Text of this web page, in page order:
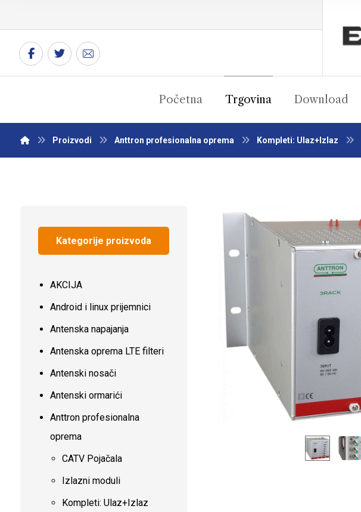
Početna Trgovina Download
Proizvodi Anttron profesionalna oprema Kompleti: Ulaz+Izlaz
Kategorije proizvoda
AKCIJA
Android i linux prijemnici
Antenska napajanja
Antenska oprema LTE filteri
Antenski nosači
Antenski ormarići
Anttron profesionalna
oprema
CATV Pojačala
Izlazni moduli
Kompleti: Ulaz+Izlaz